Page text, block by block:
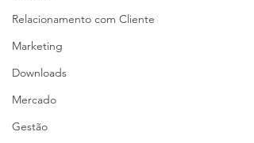
Relacionamento com Cliente
Marketing
Downloads
Mercado
Gestão